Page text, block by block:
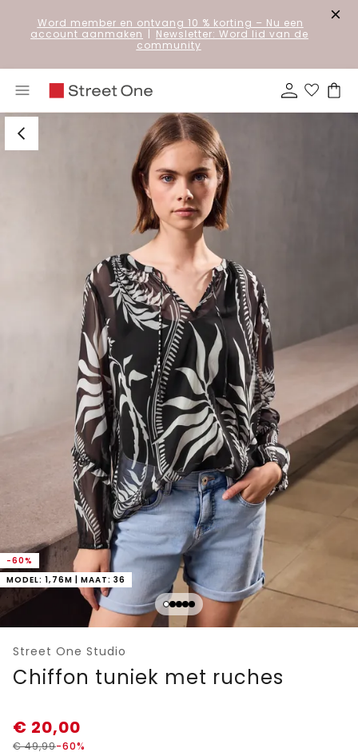
Word member en ontvang 10 % korting – Nu een
account aanmaken | Newsletter: Word lid van de
community
-60%
MODEL: 1,76M | MAAT: 36
Street One Studio
Chiffon tuniek met ruches
€ 20,00
€49,99-60%